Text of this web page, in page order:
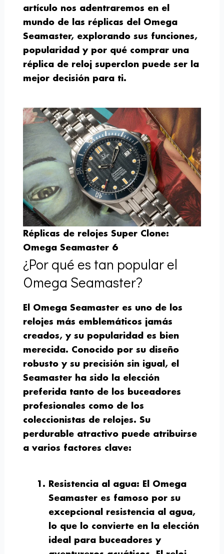
artículo nos adentraremos en el
mundo de las réplicas del Omega
Seamaster, explorando sus funciones,
popularidad y por qué comprar una
réplica de reloj superclon puede ser la
mejor decisión para ti.
Réplicas de relojes Super Clone:
Omega Seamaster 6
¿Por qué es tan popular el
Omega Seamaster?
El Omega Seamaster es uno de los
relojes más emblemáticos jamás
creados, y su popularidad es bien
merecida. Conocido por su diseño
robusto y su precisión sin igual, el
Seamaster ha sido la elección
preferida tanto de los buceadores
profesionales como de los
coleccionistas de relojes. Su
perdurable atractivo puede atribuirse
a varios factores clave:
Resistencia al agua: El Omega
Seamaster es famoso por su
excepcional resistencia al agua,
lo que lo convierte en la elección
ideal para buceadores y